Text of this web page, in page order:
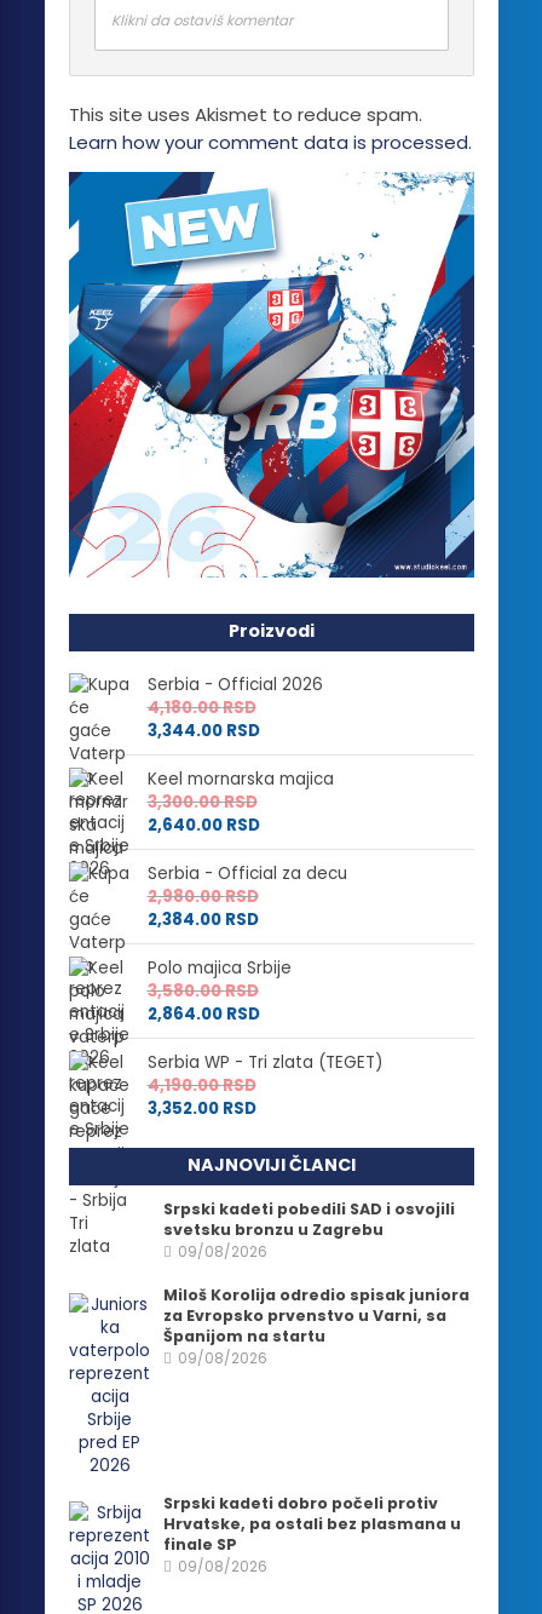
Klikni da ostaviš komentar
This site uses Akismet to reduce spam.
Learn how your comment data is processed.
Proizvodi
Serbia - Official 2026
4,180.00RSD
3,344.00 RSD
Keel mornarska majica
3,300.00RSD
2,640.00 RSD
Serbia - Official za decu
2,980.00RSD
2,384.00 RSD
Polo majica Srbije
3,580.00RSD
2,864.00 RSD
Serbia WP - Tri zlata (TEGET)
4,190.00RSD
3,352.00 RSD
NAJNOVIJI ČLANCI
Srpski kadeti pobedili SAD i osvojili
svetsku bronzu u Zagrebu
09/08/2026
Miloš Korolija odredio spisak juniora
za Evropsko prvenstvo u Varni, sa
Španijom na startu
09/08/2026
Srpski kadeti dobro počeli protiv
Hrvatske, pa ostali bez plasmana u
finale SP
09/08/2026